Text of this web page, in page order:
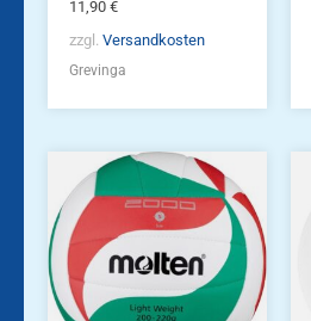
11,90 €
zzgl. Versandkosten
Grevinga